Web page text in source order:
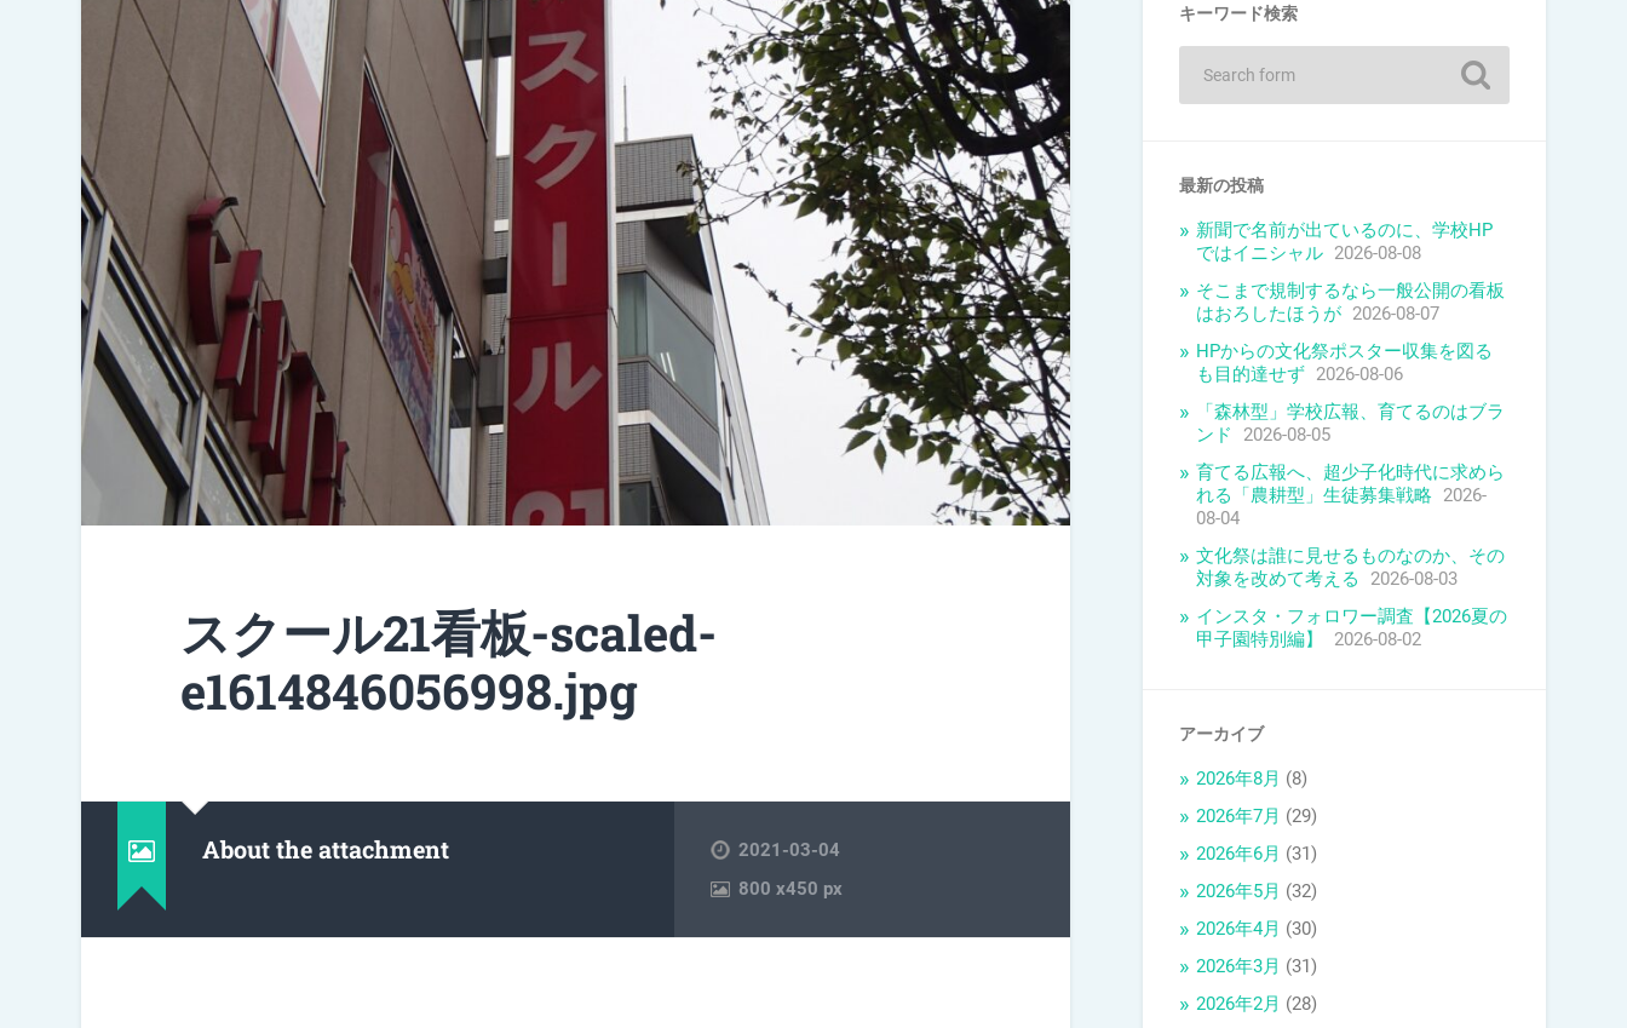
スクール21看板-scaled-
e1614846056998.jpg
About the attachment
2021-03-04
800x450 px
キーワード検索
最新の投稿
新聞で名前が出ているのに、学校HP
ではイニシャル 2026-08-08
そこまで規制するなら一般公開の看板
はおろしたほうが 2026-08-07
HPからの文化祭ポスター収集を図る
も目的達せず 2026-08-06
「森林型」学校広報、育てるのはブラ
ンド
2026-08-05
育てる広報へ、超少子化時代に求めら
れる「農耕型」生徒募集戦略 2026-
08-04
文化祭は誰に見せるものなのか、その
対象を改めて考える
2026-08-03
インスタ・フォロワー調査【2026夏の
甲子園特別編】
2026-08-02
アーカイブ
2026年8月 (8)
2026年7月 (29)
2026年6月 (31)
2026年5月 (32)
2026年4月 (30)
2026年3月 (31)
2026年2月 (28)